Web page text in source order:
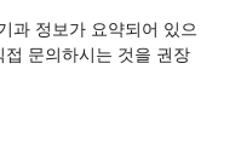
과 정보가 요약되어 있으
문의하시는 것을 권장